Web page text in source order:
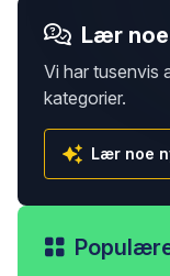
Lær
Vi har tusenvis
kategorier.
Lær noe